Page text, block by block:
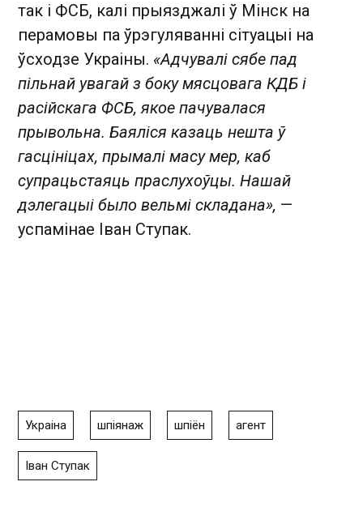
так і ФСБ, калі прыязджалі ў Мінск на
перамовы па ўрэгуляванні сітуацыі на
ўсходзе Украіны. «Адчувалі сябе пад
пільнай увагай з боку мясцовага КДБ і
расійскага ФСБ, якое пачувалася
прывольна. Баяліся казаць нешта ў
гасцініцах, прымалі масу мер, каб
супрацьстаяць праслухоўцы. Нашай
дэлегацыі было вельмі складана», —
успамінае Іван Ступак.
Украіна шпіянаж шпіён агент
Іван Ступак